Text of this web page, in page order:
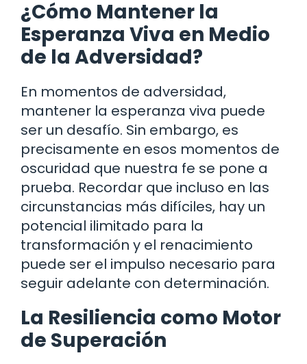
¿Cómo Mantener la
Esperanza Viva en Medio
de la Adversidad?
En momentos de adversidad,
mantener la esperanza viva puede
ser un desafío. Sin embargo, es
precisamente en esos momentos de
oscuridad que nuestra fe se pone a
prueba. Recordar que incluso en las
circunstancias más difíciles, hay un
potencial ilimitado para la
transformación y el renacimiento
puede ser el impulso necesario para
seguir adelante con determinación.
La Resiliencia como Motor
de Superación